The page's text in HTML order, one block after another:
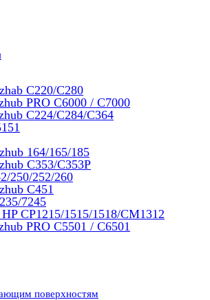
C220/C280
PRO C6000 / C7000
С224/С284/С364
164/165/185
C353/C353Р
250/252/260
C451
7245
CP1215/1515/1518/CM1312
PRO С5501 / С6501
поверхностям